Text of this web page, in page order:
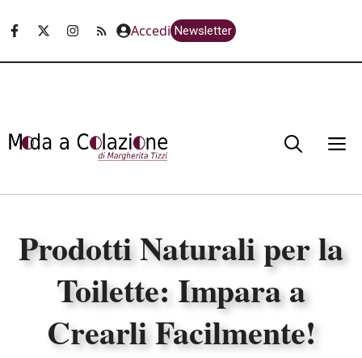
Accedi Newsletter
Prodotti Naturali per la
Toilette: Impara a
Crearli Facilmente!